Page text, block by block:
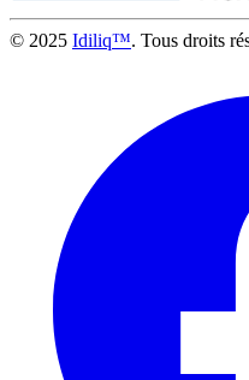
© 2025 Idiliq™. Tous droits